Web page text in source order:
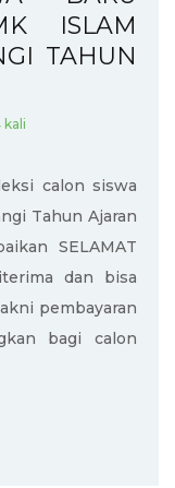
1 SPMB
3 dan 4
ISLAM
TAHUN
kali
calon siswa
Tahun Ajaran
SELAMAT
dan bisa
pembayaran
bagi calon